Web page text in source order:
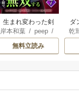
生まれ変わった剣
聖、剣士が冷遇さ
れる魔術至上主義
の学園で無双する
岸本和葉/ peep/
染野静也/
/taskey STUDI
無料立読み
ダ
込
乾